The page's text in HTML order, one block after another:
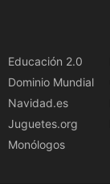
Educación 2.0
Dominio Mundial
Navidad.es
Juguetes.org
Monólogos